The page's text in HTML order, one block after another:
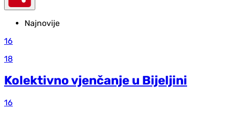
Najnovije
16
18
Kolektivno vjenčanje u Bijeljini
16